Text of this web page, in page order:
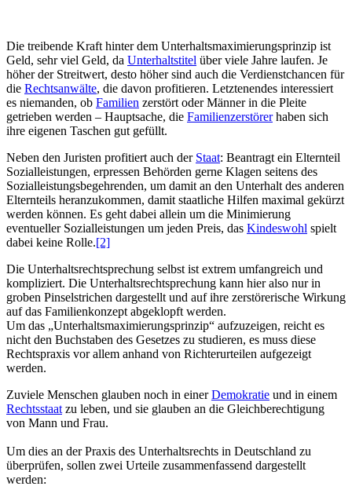
Die treibende Kraft hinter dem Unter­halts­maximierungs­prinzip ist
Geld, sehr viel Geld, da Unterhaltstitel über viele Jahre laufen. Je
höher der Streitwert, desto höher sind auch die Verdienst­chancen für
die Rechts­anwälte, die davon profitieren. Letztenendes interessiert
es niemanden, ob Familien zerstört oder Männer in die Pleite
getrieben werden – Hauptsache, die Familien­zerstörerhaben sich
ihre eigenen Taschen gut gefüllt.
Neben den Juristen profitiert auch der Staat: Beantragt ein Elternteil
Sozial­leistungen, erpressen Behörden gerne Klagen seitens des
Sozial­leistungs­begehrenden, um damit an den Unterhalt des anderen
Elternteils heranzukommen, damit staatliche Hilfen maximal gekürzt
werden können. Es geht dabei allein um die Minimierung
eventueller Sozialleistungen um jeden Preis, das Kindeswohl spielt
dabei keine Rolle.[2]
Die Unterhalts­recht­sprechung selbst ist extrem umfangreich und
kompliziert. Die Unterhalts­recht­sprechung kann hier also nur in
groben Pinsel­strichen dargestellt und auf ihre zerstörerische Wirkung
auf das Familienkonzept abgeklopft werden.
Um das „Unter­halts­maximierungs­prinzip“ aufzuzeigen, reicht es
nicht den Buchstaben des Gesetzes zu studieren, es muss diese
Rechtspraxis vor allem anhand von Richter­urteilen aufgezeigt
werden.
Zuviele Menschen glauben noch in einerDemokratie und in einem
Rechtsstaat zu leben, und sie glauben an die Gleich­berechtigung
von Mann und Frau.
Um dies an der Praxis des Unterhaltsrechts in Deutschland zu
überprüfen, sollen zwei Urteile zusammenfassend dargestellt
werden: